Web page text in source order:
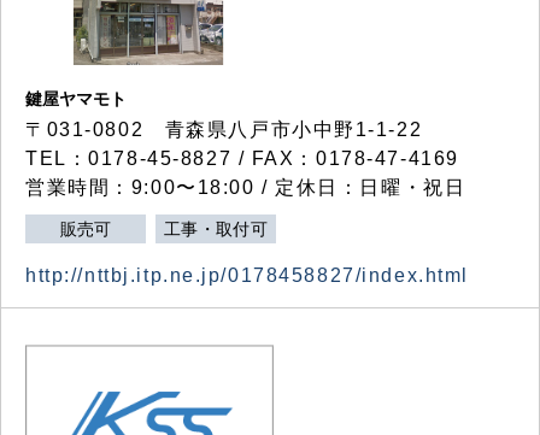
鍵屋ヤマモト
〒031-0802 青森県八戸市小中野1-1-22
TEL：0178-45-8827 / FAX：0178-47-4169
営業時間：9:00〜18:00 / 定休日：日曜・祝日
販売可 工事・取付可
http://nttbj.itp.ne.jp/0178458827/index.html